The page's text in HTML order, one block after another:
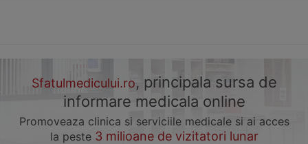
Sfatulmedicului.ro, principala sursa de
informare medicala online
Promoveaza clinica si serviciile medicale si ai acces
la peste 3 milioane de vizitatori lunar